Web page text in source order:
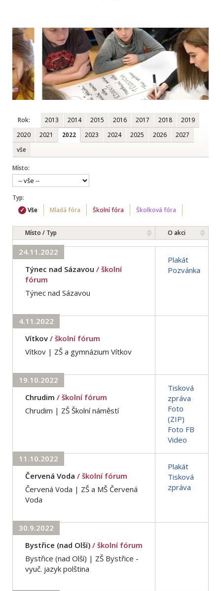
Rok: 2013 2014 2015 2016 2017 2018
2019
2020
2021 2022 2023 2024 2025 2026
2027
vše
Místo:
Typ:
Vše
Mladá fóra Školní fóra Školková fóra
Místo / Typ O akci
24.11.2022
Týnec nad Sázavou / školní
fórum
Týnec nad Sázavou
Plakát
Pozvánka
4.11.2022
Vítkov / školní fórum
Vítkov | ZŠ a gymnázium Vítkov
19.10.2022
Chrudim / školní fórum
Chrudim | ZŠ Školní náměstí
Tisková
zpráva
Foto
(ZIP)
Foto FB
Video
11.10.2022
Červená Voda / školní fórum
Červená Voda | ZŠ a MŠ Červená
Voda
Plakát
Tisková
zpráva
30.9.2022
Bystřice (nad Olší) / školní fórum
Bystřice (nad Olší) | ZŠ Bystřice -
vyuč. jazyk polština